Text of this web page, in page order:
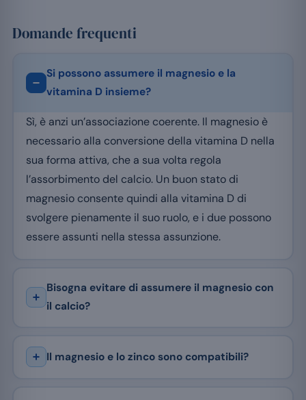
Domande frequenti
Si possono assumere il magnesio e la
vitamina D insieme?
Sì, è anzi un’associazione coerente. Il magnesio è
necessario alla conversione della vitamina D nella
sua forma attiva, che a sua volta regola
l’assorbimento del calcio. Un buon stato di
magnesio consente quindi alla vitamina D di
svolgere pienamente il suo ruolo, e i due possono
essere assunti nella stessa assunzione.
Bisogna evitare di assumere il magnesio con
il calcio?
Il magnesio e lo zinco sono compatibili?